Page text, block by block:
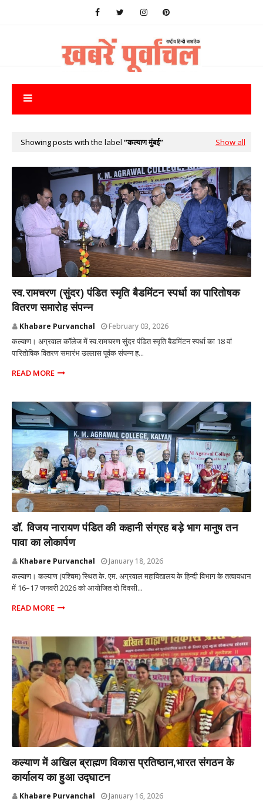
Showing posts with the label कल्याण मुंबई Show all
स्व.रामचरण (सुंदर) पंडित स्मृति बैडमिंटन स्पर्धा का पारितोषक
वितरण समारोह संपन्न
Khabare Purvanchal February 03, 2026
कल्याण। अग्रवाल कॉलेज में स्व.रामचरण सुंदर पंडित स्मृति बैडमिंटन स्पर्धा का 18 वां
पारितोषिक वितरण समारंभ उल्लास पूर्वक संपन्न ह...
READ MORE
डॉ. विजय नारायण पंडित की कहानी संग्रह बड़े भाग मानुष तन
पावा का लोकार्पण
Khabare Purvanchal January 18, 2026
कल्याण। कल्याण (पश्चिम) स्थित के. एम. अग्रवाल महाविद्यालय के हिन्दी विभाग के तत्वावधान
में 16–17 जनवरी 2026 को आयोजित दो दिवसी...
READ MORE
कल्याण में अखिल ब्राह्मण विकास प्रतिष्ठान,भारत संगठन के
कार्यालय का हुआ उद्घाटन
Khabare Purvanchal January 16, 2026